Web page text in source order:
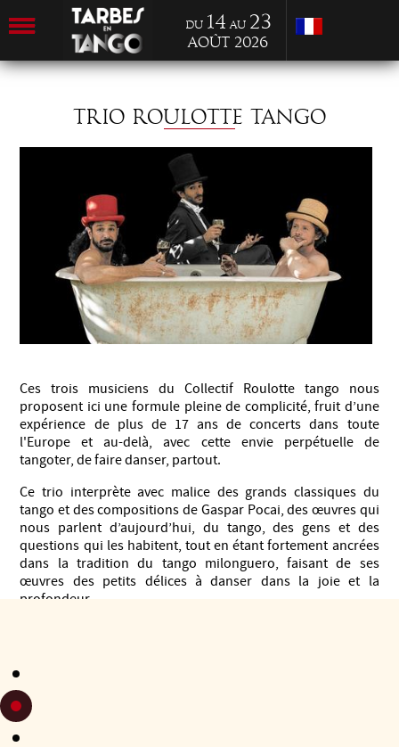
du 14 au 23
Août 2026
TRIO ROULOTTE TANGO
Ces trois musiciens du Collectif Roulotte tango nous
proposent ici une formule pleine de complicité, fruit d’une
expérience de plus de 17 ans de concerts dans toute
l'Europe et au-delà, avec cette envie perpétuelle de
tangoter, de faire danser, partout.
Ce trio interprète avec malice des grands classiques du
tango et des compositions de Gaspar Pocai, des œuvres qui
nous parlent d’aujourd’hui, du tango, des gens et des
questions qui les habitent, tout en étant fortement ancrées
dans la tradition du tango milonguero, faisant de ses
œuvres des petits délices à danser dans la joie et la
profondeur.
Mehdi Al Tinaoui : Violon